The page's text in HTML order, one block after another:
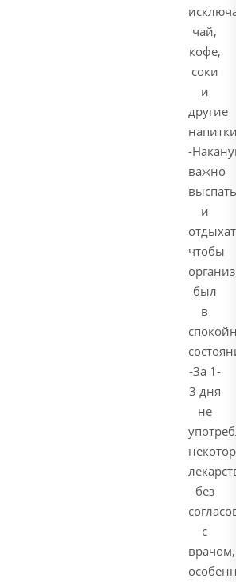
чай,
кофе,
соки
и
другие
-
важно
и
чтобы
был
в
-За 1-
3 дня
не
без
с
врачом,